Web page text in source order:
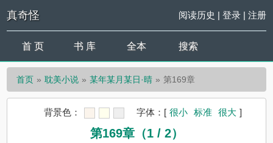
真奇怪 阅读历史 | 登录| 注册
首 页 书 库 全本 搜索
首页 耽美小说 某年某月某日·晴 第169章
背景色： 字体： [ 很小 标准 很大 ]
第169章（1 / 2）